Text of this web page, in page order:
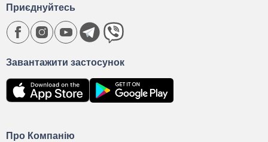
Про Компанію
Завантажити застосунок
Приєднуйтесь